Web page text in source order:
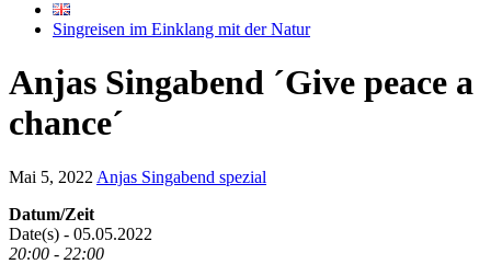
Singreisen im Einklang mit der Natur
Anjas Singabend ´Give peace a
chance´
Mai 5, 2022 Anjas Singabend spezial
Datum/Zeit
Date(s) - 05.05.2022
20:00 - 22:00